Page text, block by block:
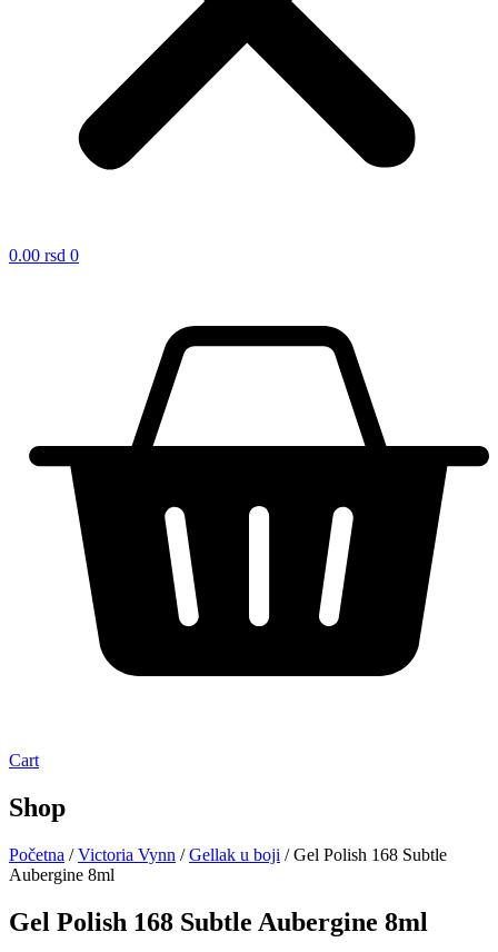
0.00 rsd 0
Cart
Shop
Početna /Victoria Vynn /Gellak u boji / Gel Polish 168 Subtle
Aubergine 8ml
Gel Polish 168 Subtle Aubergine 8ml